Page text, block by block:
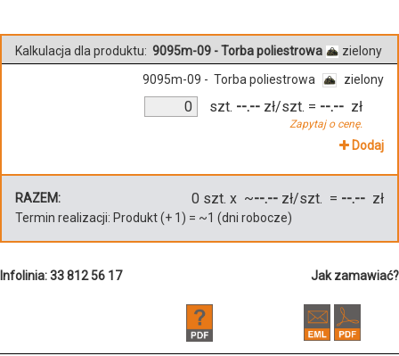
Kalkulacja dla produktu: 9095m-09 - Torba poliestrowa zielony
9095m-09 - Torba poliestrowa zielony
szt. --.-- zł/szt.
Zapytaj o cenę.
= --.-- zł
Dodaj
RAZEM: 0 szt. x ~--.-- zł/szt. = --.-- zł
Termin realizacji: Produkt(+ 1 ) = ~1 (dni robocze)
Infolinia: 33 812 56 17 Jak zamawiać?